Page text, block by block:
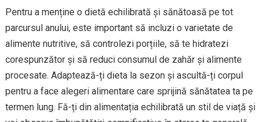
Pentru a menține o dietă echilibrată și sănătoasă pe tot
parcursul anului, este important să incluzi o varietate de
alimente nutritive, să controlezi porțiile, să te hidratezi
corespunzător și să reduci consumul de zahăr și alimente
procesate. Adaptează-ți dieta la sezon și ascultă-ți corpul
pentru a face alegeri alimentare care sprijină sănătatea ta pe
termen lung. Fă-ți din alimentația echilibrată un stil de viață și